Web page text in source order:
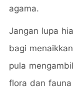
agama.
Jangan lupa
bagi
pula
flora dan